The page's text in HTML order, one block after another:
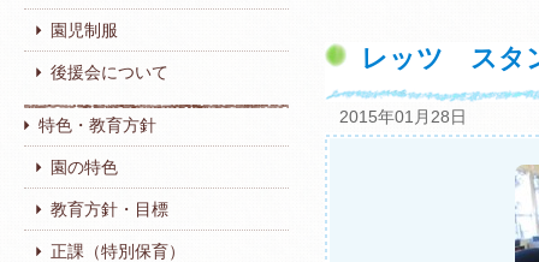
園児制服
後援会について
特色・教育方針
園の特色
教育方針・目標
正課（特別保育）
レッツ スタ
2015年01月28日